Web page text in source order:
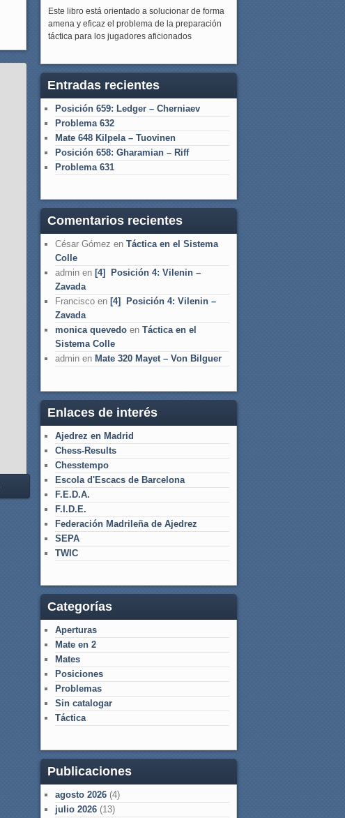
Este libro está orientado a solucionar de forma
amena y eficaz el problema de la preparación
táctica para los jugadores aficionados
Entradas recientes
Posición 659: Ledger – Cherniaev
Problema 632
Mate 648 Kilpela – Tuovinen
Posición 658: Gharamian – Riff
Problema 631
Comentarios recientes
César Gómez en Táctica en el Sistema
Colle
admin en [4] Posición 4: Vilenin –
Zavada
Francisco en [4] Posición 4: Vilenin –
Zavada
monica quevedo en Táctica en el
Sistema Colle
admin en Mate 320 Mayet – Von Bilguer
Enlaces de interés
Ajedrez en Madrid
Chess-Results
Chesstempo
Escola d'Escacs de Barcelona
F.E.D.A.
F.I.D.E.
Federación Madrileña de Ajedrez
SEPA
TWIC
Categorías
Aperturas
Mate en 2
Mates
Posiciones
Problemas
Sin catalogar
Táctica
Publicaciones
agosto 2026 (4)
julio 2026 (13)